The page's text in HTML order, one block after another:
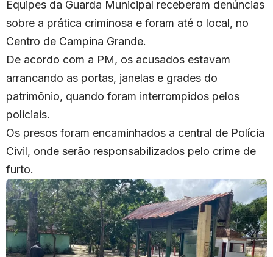
Equipes da Guarda Municipal receberam denúncias
sobre a prática criminosa e foram até o local, no
Centro de Campina Grande.
De acordo com a PM, os acusados estavam
arrancando as portas, janelas e grades do
patrimônio, quando foram interrompidos pelos
policiais.
Os presos foram encaminhados a central de Polícia
Civil, onde serão responsabilizados pelo crime de
furto.